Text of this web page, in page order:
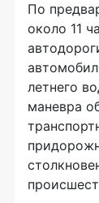
По
около 11
летнего
маневра